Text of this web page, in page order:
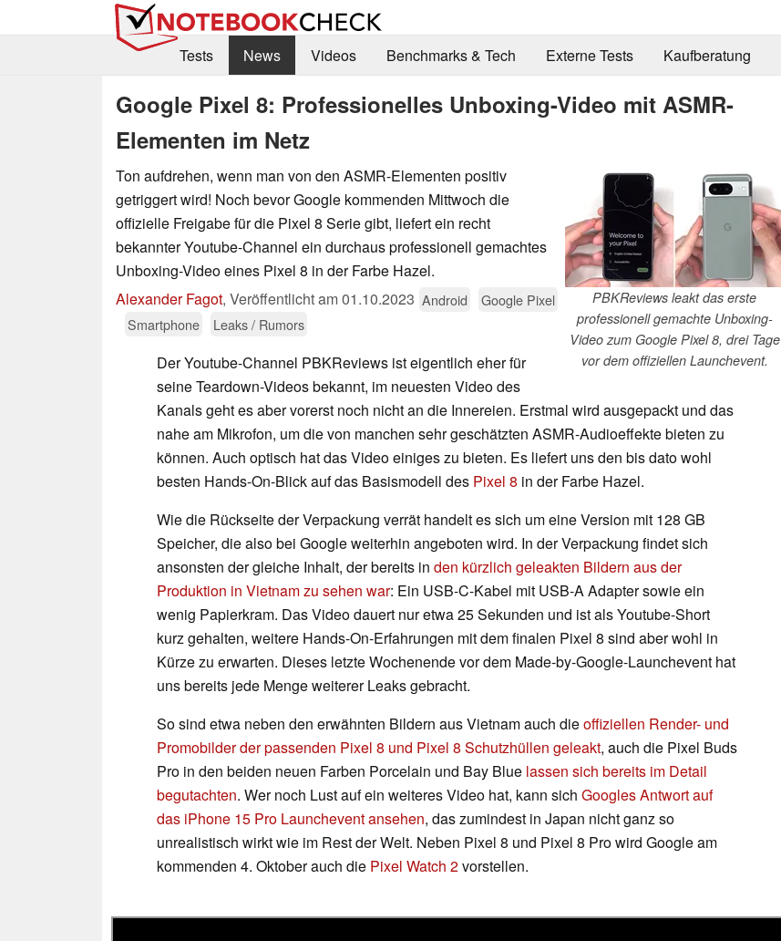
Tests
News Videos Benchmarks & Tech Externe Tests Kaufberatung
Google Pixel 8: Professionelles Unboxing-Video mit ASMR-
Elementen im Netz
PBKReviews leakt das erste
professionell gemachte Unboxing-
Video zum Google Pixel 8, drei Tage
vor dem offiziellen Launchevent.
Ton aufdrehen, wenn man von den ASMR-Elementen positiv
getriggert wird! Noch bevor Google kommenden Mittwoch die
offizielle Freigabe für die Pixel 8 Serie gibt, liefert ein recht
bekannter Youtube-Channel ein durchaus professionell gemachtes
Unboxing-Video eines Pixel 8 in der Farbe Hazel.
Alexander Fagot, Veröffentlicht am01.10.2023 Android
Google Pixel
Smartphone
Leaks / Rumors
Der Youtube-Channel PBKReviews ist eigentlich eher für
seine Teardown-Videos bekannt, im neuesten Video des
Kanals geht es aber vorerst noch nicht an die Innereien. Erstmal wird ausgepackt und das
nahe am Mikrofon, um die von manchen sehr geschätzten ASMR-Audioeffekte bieten zu
können. Auch optisch hat das Video einiges zu bieten. Es liefert uns den bis dato wohl
besten Hands-On-Blick auf das Basismodell des Pixel 8 in der Farbe Hazel.
Wie die Rückseite der Verpackung verrät handelt es sich um eine Version mit 128 GB
Speicher, die also bei Google weiterhin angeboten wird. In der Verpackung findet sich
ansonsten der gleiche Inhalt, der bereits in den kürzlich geleakten Bildern aus der
Produktion in Vietnam zu sehen war: Ein USB-C-Kabel mit USB-A Adapter sowie ein
wenig Papierkram. Das Video dauert nur etwa 25 Sekunden und ist als Youtube-Short
kurz gehalten, weitere Hands-On-Erfahrungen mit dem finalen Pixel 8 sind aber wohl in
Kürze zu erwarten. Dieses letzte Wochenende vor dem Made-by-Google-Launchevent hat
uns bereits jede Menge weiterer Leaks gebracht.
So sind etwa neben den erwähnten Bildern aus Vietnam auch dieoffiziellen Render- und
Promobilder der passenden Pixel 8 und Pixel 8 Schutzhüllen geleakt, auch die Pixel Buds
Pro in den beiden neuen Farben Porcelain und Bay Blue lassen sich bereits im Detail
begutachten. Wer noch Lust auf ein weiteres Video hat, kann sich Googles Antwort auf
das iPhone 15 Pro Launchevent ansehen, das zumindest in Japan nicht ganz so
unrealistisch wirkt wie im Rest der Welt. Neben Pixel 8 und Pixel 8 Pro wird Google am
kommenden 4. Oktober auch die Pixel Watch 2vorstellen.